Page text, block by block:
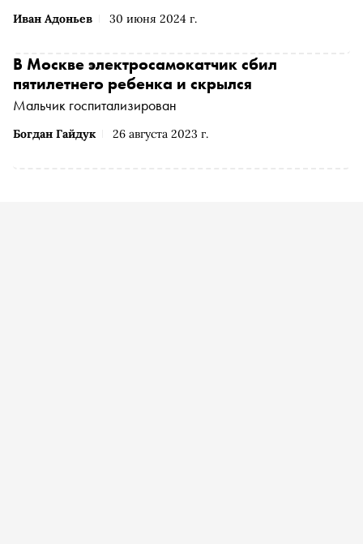
Иван Адоньев 30 июня 2024 г.
Богдан Гайдук 26 августа 2023 г.
В Москве электросамокатчик сбил
пятилетнего ребенка и скрылся
Мальчик госпитализирован